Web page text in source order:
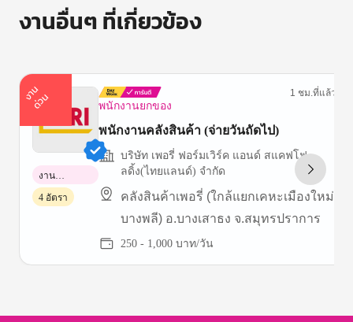
งานอื่นๆ ที่เกี่ยวข้อง
ง
า
น
ด่
ว
น พนักงานยกของ
1 ชม.ที่แล้ว
พนักงานคลังสินค้า (จ่ายวันถัดไป)
บริษัท เพอรี่ ฟอร์มเวิร์ค แอนด์ สแคฟโฟ
ลดิ้ง(ไทยแลนด์) จำกัด
คลังสินค้าเพอรี่ (ใกล้แยกเคหะเมืองใหม่
บางพลี) อ.บางเสาธง จ.สมุทรปราการ
250 - 1,000 บาท/วัน
งาน
พาร์ทไทม์
4 อัตรา
of